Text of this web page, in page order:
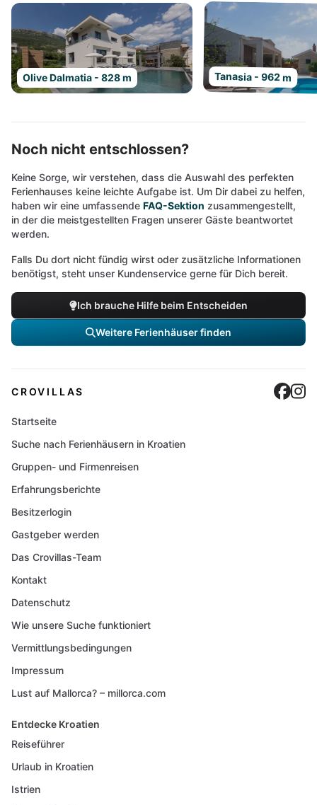
Olive Dalmatia - 828 m Tanasia - 962 m
Noch nicht entschlossen?
Keine Sorge, wir verstehen, dass die Auswahl des perfekten
Ferienhauses keine leichte Aufgabe ist. Um Dir dabei zu helfen,
haben wir eine umfassende FAQ-Sektion zusammengestellt,
in der die meistgestellten Fragen unserer Gäste beantwortet
werden.
Falls Du dort nicht fündig wirst oder zusätzliche Informationen
benötigst, steht unser Kundenservice gerne für Dich bereit.
Ich brauche Hilfe beim Entscheiden
Weitere Ferienhäuser finden
CROVILLAS
Startseite
Suche nach Ferienhäusern in Kroatien
Gruppen- und Firmenreisen
Erfahrungsberichte
Besitzerlogin
Gastgeber werden
Das Crovillas-Team
Kontakt
Datenschutz
Wie unsere Suche funktioniert
Vermittlungsbedingungen
Impressum
Lust auf Mallorca? – millorca.com
Entdecke Kroatien
Reiseführer
Urlaub in Kroatien
Istrien